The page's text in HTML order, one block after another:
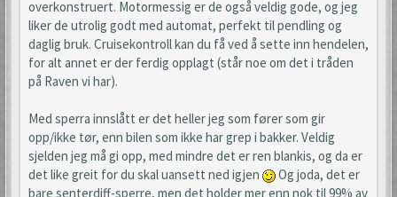
overkonstruert. Motormessig er de også veldig gode, og jeg
liker de utrolig godt med automat, perfekt til pendling og
daglig bruk. Cruisekontroll kan du få ved å sette inn hendelen,
for alt annet er der ferdig opplagt (står noe om det i tråden
på Raven vi har).
Med sperra innslått er det heller jeg som fører som gir
opp/ikke tør, enn bilen som ikke har grep i bakker. Veldig
sjelden jeg må gi opp, med mindre det er ren blankis, og da er
det like greit for du skal uansett ned igjen
Og joda, det er
bare senterdiff-sperre, men det holder mer enn nok til 99% av